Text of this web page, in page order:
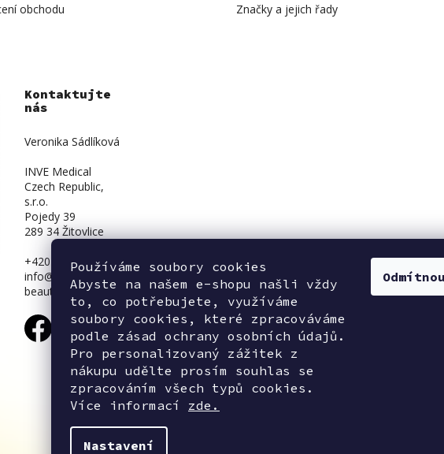
Používáme soubory cookies
Abyste na našem e-shopu našli vždy
to, co potřebujete, využíváme
soubory cookies, které zpracováváme
podle zásad ochrany osobních údajů.
Pro personalizovaný zážitek z
nákupu udělte prosím souhlas se
zpracováním všech typů cookies.
Více informací zde.
Nastavení
obchodu
Značky a jejich řady
Kontaktujte
nás
Veronika Sádlíková
INVE Medical
Czech Republic,
s.r.o.
Pojedy 39
289 34 Žitovlice
+420 734 839 831
info@inve-
beauty.cz